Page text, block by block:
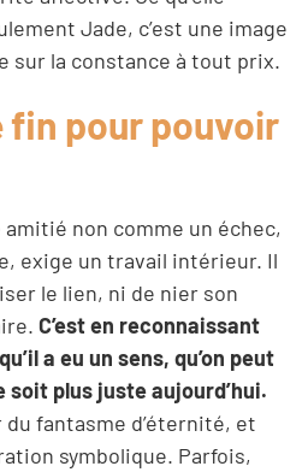
Jade, c’est une image
sur la constance à tout prix.
fin pour pouvoir
amitié non comme un échec,
exige un travail intérieur. Il
le lien, ni de nier son
C’est en reconnaissant
a eu un sens, qu’on peut
soit plus juste aujourd’hui.
fantasme d’éternité, et
symbolique. Parfois,